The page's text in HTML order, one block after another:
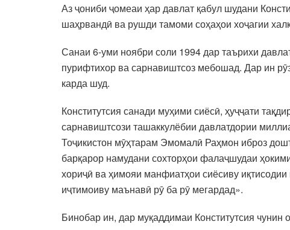
Аз ҷониби ҷомеаи ҳар давлат қабул шудани
шаҳрвандӣ ва рушди тамоми соҳаҳои хоҷагии
Санаи 6-уми ноябри соли 1994 дар таърихи
пурифтихор ва сарнавиштсоз мебошад. Дар ин
карда шуд.
Конститутсия санади муҳими сиёсӣ, ҳуҷҷати
сарнавиштсози ташаккулёбии давлатдории
Тоҷикистон мӯҳтарам Эмомалӣ Раҳмон иброз
барқарор намудани сохторҳои фалаҷшудаи
хориҷӣ ва ҳимояи манфиатҳои сиёсиву
иҷтимоиву маънавӣ рӯ ба рӯ мегардад».
Бинобар ин, дар муқаддимаи Конститутсия чунин